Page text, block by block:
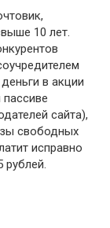
10 лет.
в акции
сайта),
свободных
исправно
рублей.